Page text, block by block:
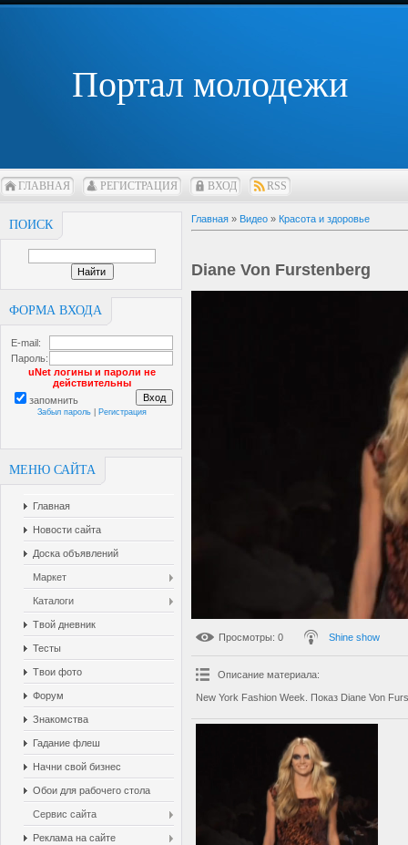
Портал молодежи
ГЛАВНАЯ РЕГИСТРАЦИЯ ВХОД RSS
ПОИСК
ФОРМА ВХОДА
E-mail:
Пароль:
uNet логины и пароли не
действительны
запомнить
Забыл пароль Регистрация
МЕНЮ САЙТА
Главная
Новости сайта
Доска объявлений
Маркет
Каталоги
Твой дневник
Тесты
Твои фото
Форум
Знакомства
Гадание флеш
Начни свой бизнес
Обои для рабочего стола
Сервис сайта
Реклама на сайте
Главная » Видео » Красота и здоровье
Diane Von Furstenberg
Просмотры: 0 Shine show
Описание материала:
New York Fashion Week. Показ Diane Von